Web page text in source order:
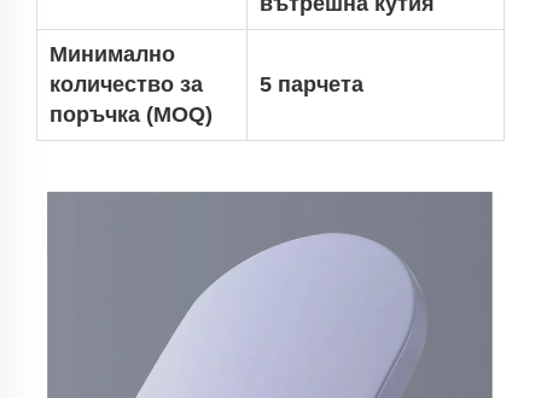
Минимално
количество за
поръчка (MOQ)
5 парчета